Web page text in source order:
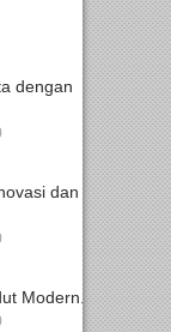
dengan
dan
Modern...